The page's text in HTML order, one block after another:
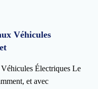
Véhicules
Électriques Le
et avec